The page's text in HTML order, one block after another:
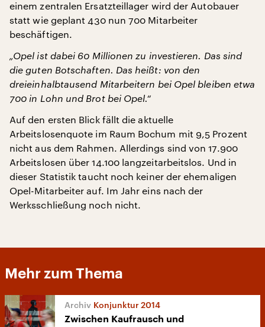
einem zentralen Ersatzteillager wird der Autobauer
statt wie geplant 430 nun 700 Mitarbeiter
beschäftigen.
„Opel ist dabei 60 Millionen zu investieren. Das sind
die guten Botschaften. Das heißt: von den
dreieinhalbtausend Mitarbeitern bei Opel bleiben etwa
700 in Lohn und Brot bei Opel.“
Auf den ersten Blick fällt die aktuelle
Arbeitslosenquote im Raum Bochum mit 9,5 Prozent
nicht aus dem Rahmen. Allerdings sind von 17.900
Arbeitslosen über 14.100 langzeitarbeitslos. Und in
dieser Statistik taucht noch keiner der ehemaligen
Opel-Mitarbeiter auf. Im Jahr eins nach der
Werksschließung noch nicht.
Mehr zum Thema
Konjunktur 2014
Zwischen Kaufrausch und